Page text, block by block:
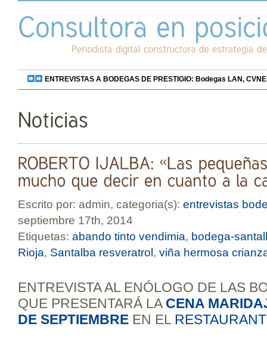
ENTREVISTAS A BODEGAS DE PRESTIGIO: Bodegas LAN,
Escrito por: admin, categoria(s): entrevistas
septiembre 17th, 2014
Etiquetas: abando tinto vendimia, bodega-
Rioja, Santalba resveratrol, viña hermosa
ENTREVISTA AL ENÓLOGO DE LAS
QUE PRESENTARÁ LA CENA
DE SEPTIEMBRE EN EL